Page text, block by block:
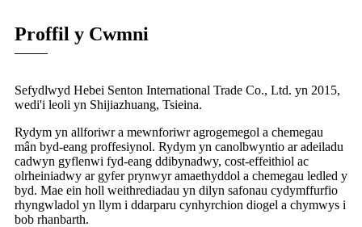
Proffil y Cwmni
Sefydlwyd Hebei Senton International Trade Co., Ltd. yn 2015,
wedi'i leoli yn Shijiazhuang, Tsieina.
Rydym yn allforiwr a mewnforiwr agrogemegol a chemegau
mân byd-eang proffesiynol. Rydym yn canolbwyntio ar adeiladu
cadwyn gyflenwi fyd-eang ddibynadwy, cost-effeithiol ac
olrheiniadwy ar gyfer prynwyr amaethyddol a chemegau ledled y
byd. Mae ein holl weithrediadau yn dilyn safonau cydymffurfio
rhyngwladol yn llym i ddarparu cynhyrchion diogel a chymwys i
bob rhanbarth.